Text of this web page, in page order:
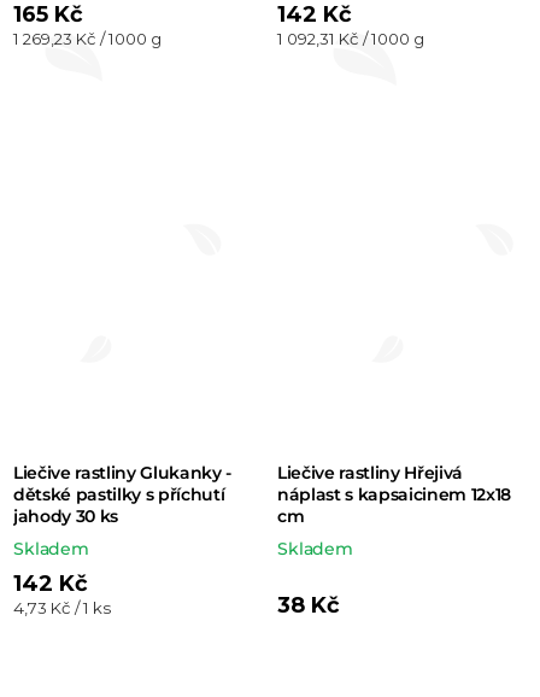
165 Kč
Měrná
1 269,23 Kč / 1000 g
142 Kč
Měrná
1 092,31 Kč / 1000 g
Liečive rastliny Glukanky -
dětské pastilky s příchutí
jahody 30 ks
Skladem
142 Kč
Měrná
4,73 Kč / 1 ks
Liečive rastliny Hřejivá
náplast s kapsaicinem 12x18
cm
Skladem
38 Kč